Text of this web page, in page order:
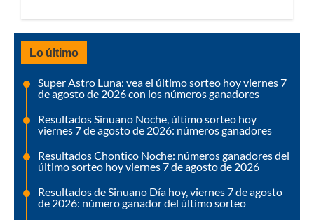
Lo último
Super Astro Luna: vea el último sorteo hoy viernes 7
de agosto de 2026 con los números ganadores
Resultados Sinuano Noche, último sorteo hoy
viernes 7 de agosto de 2026: números ganadores
Resultados Chontico Noche: números ganadores del
último sorteo hoy viernes 7 de agosto de 2026
Resultados de Sinuano Día hoy, viernes 7 de agosto
de 2026: número ganador del último sorteo